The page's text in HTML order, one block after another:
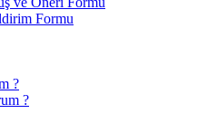
Formu
?
?